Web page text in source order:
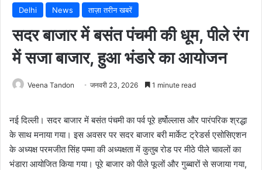
Delhi News ताज़ा तरीन खबरें
सदर बाजार में बसंत पंचमी की धूम, पीले रंग
में सजा बाजार, हुआ भंडारे का आयोजन
Veena Tandon जनवरी 23, 2026 1 minute read
नई दिल्ली। सदर बाजार में बसंत पंचमी का पर्व पूरे हर्षोल्लास और पारंपरिक श्रद्धा
के साथ मनाया गया। इस अवसर पर सदर बाजार बरी मार्केट ट्रेडर्स एसोसिएशन
के अध्यक्ष परमजीत सिंह पम्मा की अध्यक्षता में कुतुब रोड पर मीठे पीले चावलों का
भंडारा आयोजित किया गया। पूरे बाजार को पीले फूलों और गुब्बारों से सजाया गया,